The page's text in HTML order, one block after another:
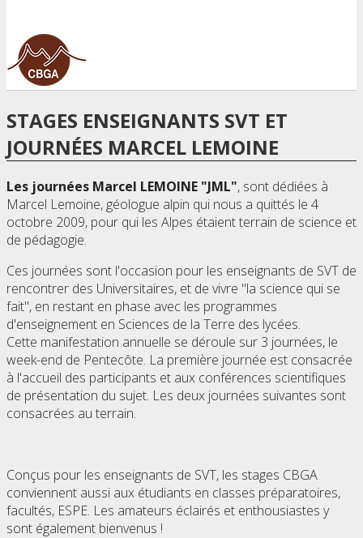
STAGES ENSEIGNANTS SVT ET
JOURNÉES MARCEL LEMOINE
Les journées Marcel LEMOINE "JML", sont dédiées à
Marcel Lemoine, géologue alpin qui nous a quittés le 4
octobre 2009, pour qui les Alpes étaient terrain de science et
de pédagogie.
Ces journées sont l'occasion pour les enseignants de SVT de
rencontrer des Universitaires, et de vivre "la science qui se
fait", en restant en phase avec les programmes
d'enseignement en Sciences de la Terre des lycées.
Cette manifestation annuelle se déroule sur 3 journées, le
week-end de Pentecôte. La première journée est consacrée
à l'accueil des participants et aux conférences scientifiques
de présentation du sujet. Les deux journées suivantes sont
consacrées au terrain.
Conçus pour les enseignants de SVT, les stages CBGA
conviennent aussi aux étudiants en classes préparatoires,
facultés, ESPE. Les amateurs éclairés et enthousiastes y
sont également bienvenus !